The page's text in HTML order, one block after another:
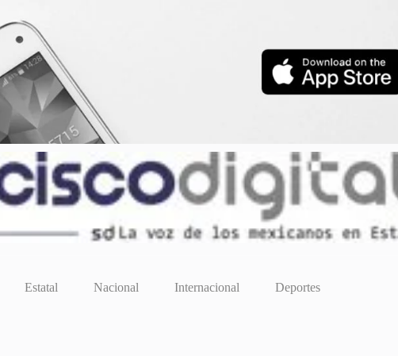
Estatal Nacional Internacional Deportes